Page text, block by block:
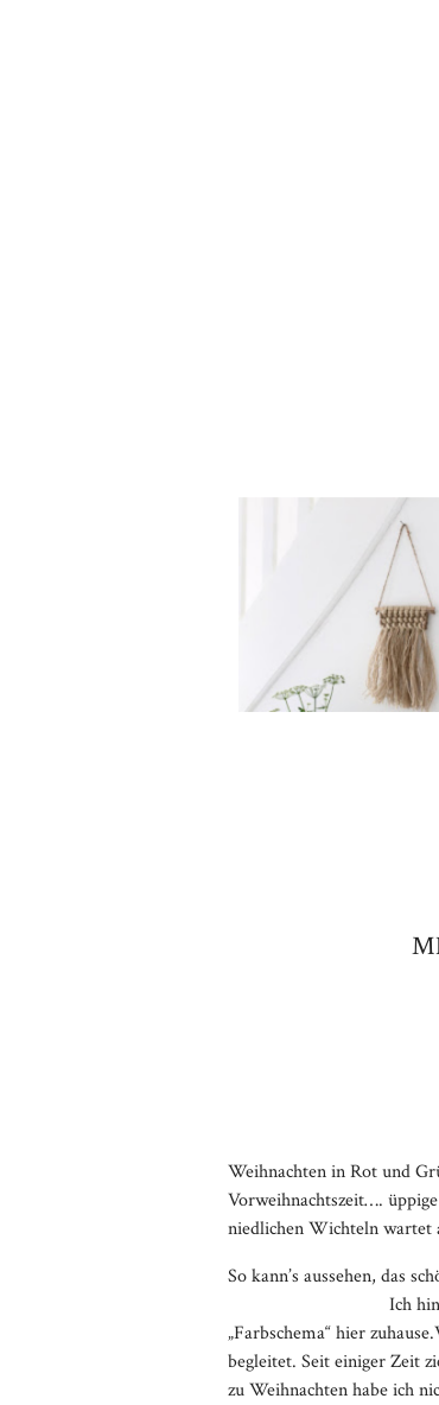
Weihnachten in Rot und
Vorweihnachtszeit….
niedlichen Wichteln
So kann’s
Ich hingegen mag’s
„Farbschema“ hier
begleitet. Seit einiger Zeit
zu Weihnachten habe ich